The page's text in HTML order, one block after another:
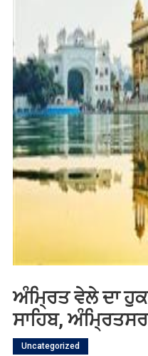
ਅੰਮ੍ਰਿਤ ਵੇਲੇ ਦਾ
ਸਾਹਿਬ,
Uncategorized